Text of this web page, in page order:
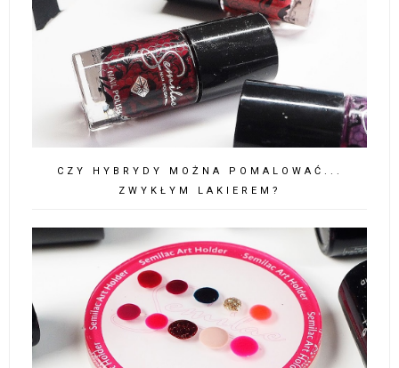
CZY HYBRYDY MOŻNA POMALOWAĆ...
ZWYKŁYM LAKIEREM?